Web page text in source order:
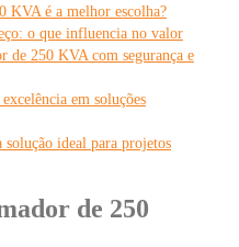
KVA é a melhor escolha?
o que influencia no valor
de 250 KVA com segurança e
em soluções
ideal para projetos
de 250